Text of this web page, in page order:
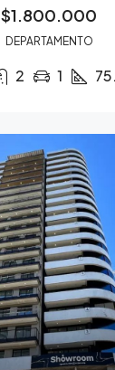
$1.800.000
DEPARTAMENTO
2 1